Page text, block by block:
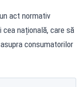
act normativ
națională, care să
consumatorilor